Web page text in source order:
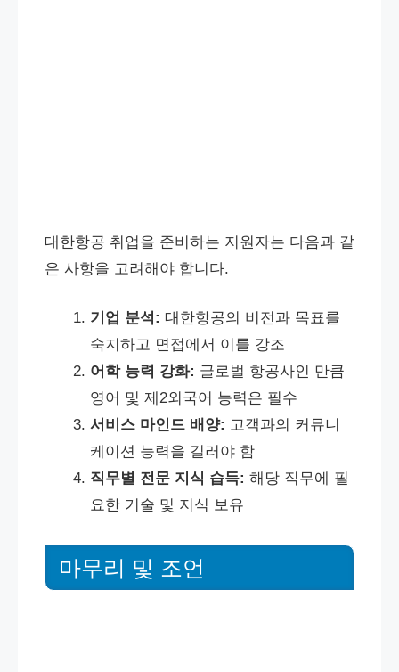
대한항공 취업을 준비하는 지원자는 다음과 같
은 사항을 고려해야 합니다.
기업 분석: 대한항공의 비전과 목표를
숙지하고 면접에서 이를 강조
어학 능력 강화: 글로벌 항공사인 만큼
영어 및 제2외국어 능력은 필수
서비스 마인드 배양: 고객과의 커뮤니
케이션 능력을 길러야 함
직무별 전문 지식 습득: 해당 직무에 필
요한 기술 및 지식 보유
마무리 및 조언